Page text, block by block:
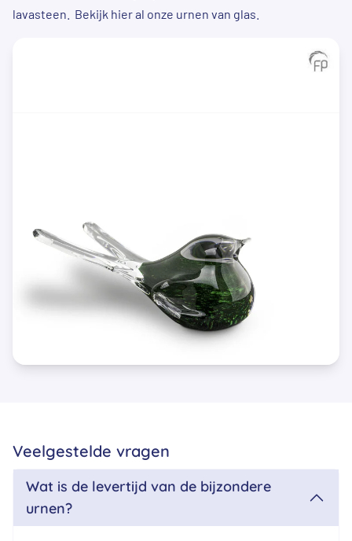
lavasteen. Bekijk hier al onze urnen van glas
Veelgestelde vragen
Wat is de levertijd van de bijzondere
urnen?